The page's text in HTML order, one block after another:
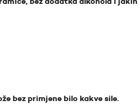
bez primjene bilo kakve sile.